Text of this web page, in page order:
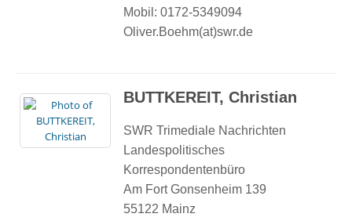
Mobil: 0172-5349094
Oliver.Boehm(at)swr.de
BUTTKEREIT, Christian
SWR Trimediale Nachrichten
Landespolitisches
Korrespondentenbüro
Am Fort Gonsenheim 139
55122 Mainz